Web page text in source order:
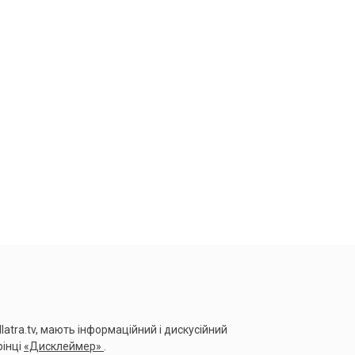
Безжальні Повені в Китаї,
мають інформаційний і дискусійний
«Дисклеймер»